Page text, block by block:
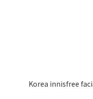
Korea innisfree